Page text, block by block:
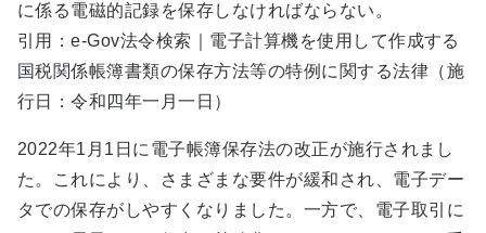
に係る電磁的記録を保存しなければならない。
引用：e-Gov法令検索｜電子計算機を使用して作成する
国税関係帳簿書類の保存方法等の特例に関する法律（施
行日：令和四年一月一日）
2022年1月1日に電子帳簿保存法の改正が施行されまし
た。これにより、さまざまな要件が緩和され、電子デー
タでの保存がしやすくなりました。一方で、電子取引に